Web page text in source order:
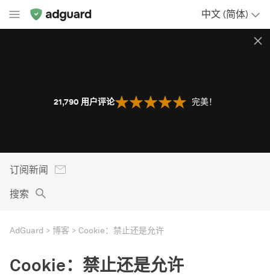
中文 (简体)
21,790 用户评论 完美！
订阅新闻
搜索
AdGuard 博客 Cookie：禁止还是允许
Cookie：禁止还是允许